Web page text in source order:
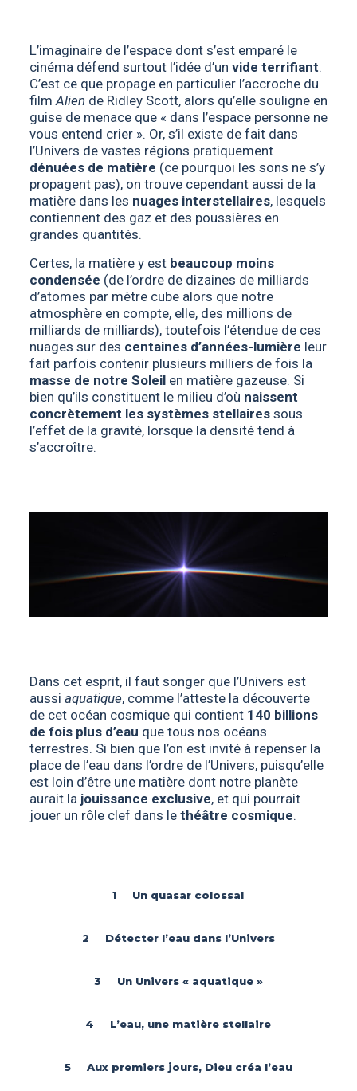
L’imaginaire de l’espace dont s’est emparé le
cinéma défend surtout l’idée d’un vide terrifiant.
C’est ce que propage en particulier l’accroche du
film Alien de Ridley Scott, alors qu’elle souligne en
guise de menace que « dans l’espace personne ne
vous entend crier». Or, s’il existe de fait dans
l’Univers de vastes régions pratiquement
dénuées de matière (ce pourquoi les sons ne s’y
propagent pas), on trouve cependant aussi de la
matière dans les nuages interstellaires, lesquels
contiennent des gaz et des poussières en
grandes quantités.
Certes, la matière y est beaucoup moins
condensée (de l’ordre de dizaines de milliards
d’atomes par mètre cube alors que notre
atmosphère en compte, elle, des millions de
milliards de milliards), toutefois l’étendue de ces
nuages sur des centaines d’années-lumière leur
fait parfois contenir plusieurs milliers de fois la
masse de notre Soleilen matière gazeuse. Si
bien qu’ils constituent le milieu d’où naissent
concrètement les systèmes stellairessous
l’effet de la gravité, lorsque la densité tend à
s’accroître.
Dans cet esprit, il faut songer que l’Univers est
aussi aquatique, comme l’atteste la découverte
de cet océan cosmique qui contient 140 billions
de fois plus d’eau que tous nos océans
terrestres. Si bien que l’on est invité à repenser la
place de l’eau dans l’ordre de l’Univers, puisqu’elle
est loin d’être une matière dont notre planète
aurait la jouissance exclusive, et qui pourrait
jouer un rôle clef dans le théâtre cosmique.
1 Un quasar colossal
2 Détecter l’eau dans l’Univers
3 Un Univers « aquatique »
4 L’eau, une matière stellaire
5 Aux premiers jours, Dieu créa l’eau